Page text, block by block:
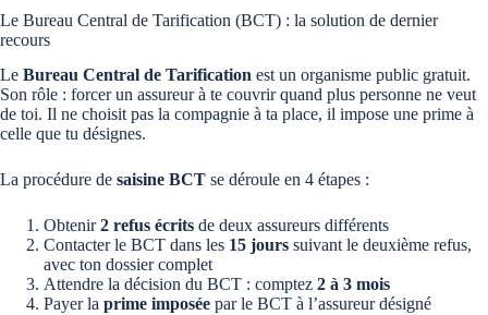
Le Bureau Central de Tarification (BCT) : la solution de dernier
recours
Le Bureau Central de Tarification est un organisme public gratuit.
Son rôle : forcer un assureur à te couvrir quand plus personne ne veut
de toi. Il ne choisit pas la compagnie à ta place, il impose une prime à
celle que tu désignes.
La procédure de saisine BCT se déroule en 4 étapes :
Obtenir2 refus écrits de deux assureurs différents
Contacter le BCT dans les 15 jours suivant le deuxième refus,
avec ton dossier complet
Attendre la décision du BCT : comptez 2 à 3 mois
Payer la prime imposée par le BCT à l’assureur désigné